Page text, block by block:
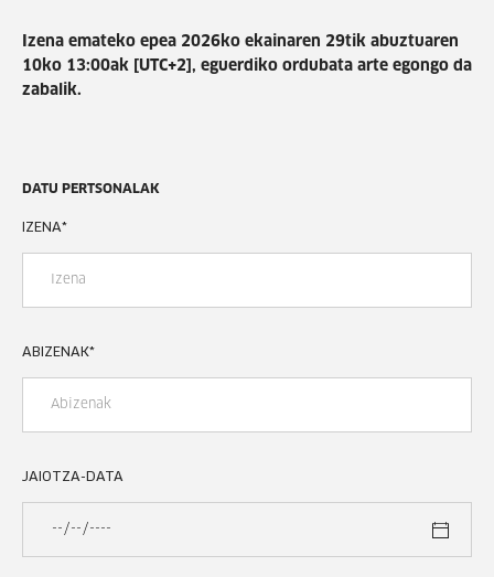
Izena emateko epea 2026ko ekainaren 29tik abuztuaren
10ko 13:00ak [UTC+2], eguerdiko ordubata arte egongo da
zabalik.
DATU PERTSONALAK
IZENA*
ABIZENAK*
JAIOTZA-DATA